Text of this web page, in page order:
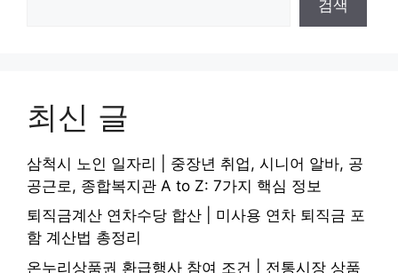
검색
최신 글
삼척시 노인 일자리 | 중장년 취업, 시니어 알바, 공
공근로, 종합복지관 A to Z: 7가지 핵심 정보
퇴직금계산 연차수당 합산 | 미사용 연차 퇴직금 포
함 계산법 총정리
온누리상품권 환급행사 참여 조건 | 전통시장 상품